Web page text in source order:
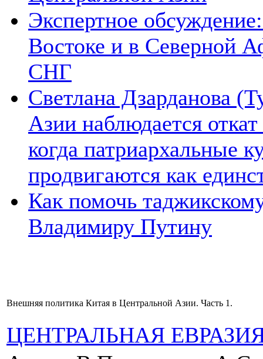
Экспертное
Востоке и в Северной
СНГ
Светлана Дзарданова
Азии наблюдается
когда патриархальные
продвигаются как
Как помочь
Владимиру Путину
Внешняя политика Китая в Центральной Азии. Часть 1.
ЦЕНТРАЛЬНАЯ